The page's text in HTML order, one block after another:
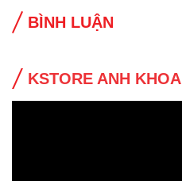
BÌNH LUẬN
KSTORE ANH KHOA